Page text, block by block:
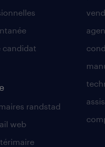
candidat
randstad
web